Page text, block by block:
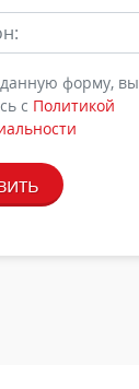
форму, вы
c Политикой